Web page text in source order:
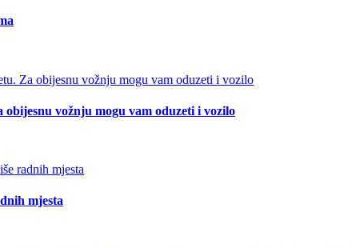
vožnju mogu vam oduzeti i vozilo
mjesta